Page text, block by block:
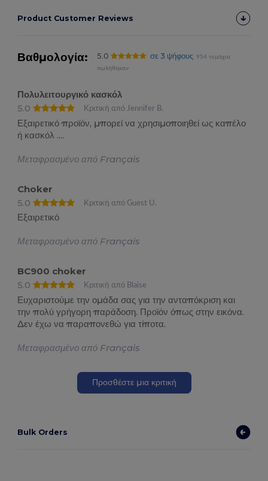
Product Customer Reviews
Βαθμολογία: 5.0 σε 3 ψήφους
954 τεμάχια
πωλήθηκαν
Πολυλειτουργικό κασκόλ
5.0
Κριτική από Jennifer B.
Εξαιρετικό προϊόν, μπορεί να χρησιμοποιηθεί ως καπέλο
ή κασκόλ ....
Μεταφρασμένο από Français
Choker
5.0
Κριτική από Guest U.
Εξαιρετικό
Μεταφρασμένο από Français
BC900 choker
5.0
Κριτική από Blaise
Ευχαριστούμε την ομάδα σας για την ανταπόκριση και
την πολύ γρήγορη παράδοση. Προϊόν όπως στην εικόνα.
Δεν έχω να παραπονεθώ για τίποτα.
Μεταφρασμένο από Français
Προσθέστε μια κριτική
Bulk Orders